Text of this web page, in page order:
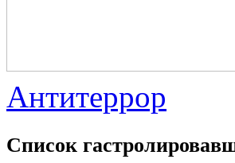
Антитеррор
Список